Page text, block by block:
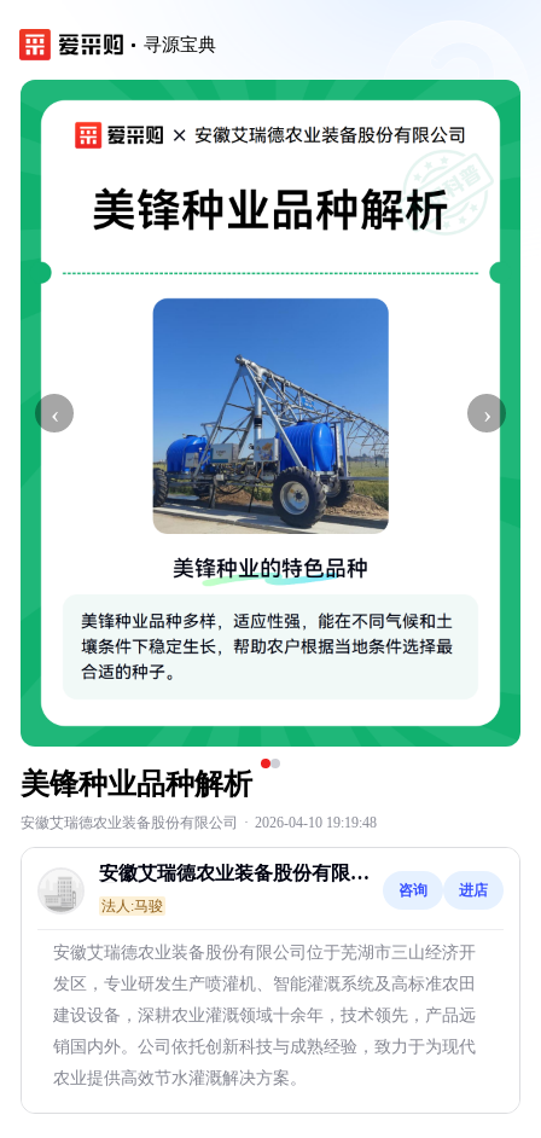
寻源宝典
‹ ›
美锋种业品种解析
安徽艾瑞德农业装备股份有限公司 · 2026-04-10 19:19:48
安徽艾瑞德农业装备股份有限公
司
法人:马骏
咨询 进店
安徽艾瑞德农业装备股份有限公司位于芜湖市三山经济开
发区，专业研发生产喷灌机、智能灌溉系统及高标准农田
建设设备，深耕农业灌溉领域十余年，技术领先，产品远
销国内外。公司依托创新科技与成熟经验，致力于为现代
农业提供高效节水灌溉解决方案。